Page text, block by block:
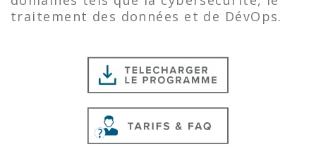
traitement des données et de DévOps.